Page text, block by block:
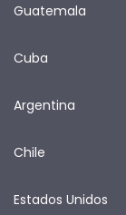
Guatemala
Cuba
Argentina
Chile
Estados Unidos